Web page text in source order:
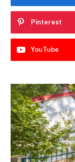
Pinterest
YouTube